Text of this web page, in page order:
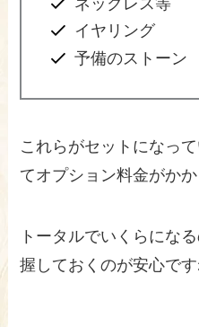
イヤリング
予備のストーン
これらがセットになっ
てオプション料金がか
トータルでいくらにな
握しておくのが安心です